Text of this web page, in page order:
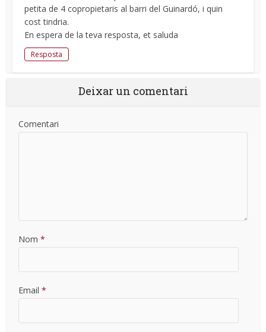
petita de 4 copropietaris al barri del Guinardó, i quin
cost tindria.
En espera de la teva resposta, et saluda
Resposta
Deixar un comentari
Comentari
Nom *
Email *